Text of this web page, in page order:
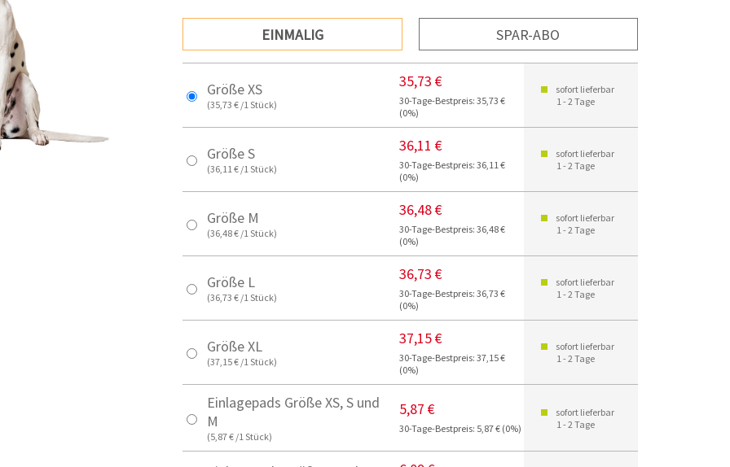
EINMALIG SPAR-ABO
Größe XS
(35,73 € /1 Stück)
35,73 €
30-Tage-Bestpreis: 35,73 €
(0%)
sofort lieferbar
1 - 2 Tage
Größe S
(36,11 € /1 Stück)
36,11 €
30-Tage-Bestpreis: 36,11 €
(0%)
sofort lieferbar
1 - 2 Tage
Größe M
(36,48 € /1 Stück)
36,48 €
30-Tage-Bestpreis: 36,48 €
(0%)
sofort lieferbar
1 - 2 Tage
Größe L
(36,73 € /1 Stück)
36,73 €
30-Tage-Bestpreis: 36,73 €
(0%)
sofort lieferbar
1 - 2 Tage
Größe XL
(37,15 € /1 Stück)
37,15 €
30-Tage-Bestpreis: 37,15 €
(0%)
sofort lieferbar
1 - 2 Tage
Einlagepads Größe XS, S und
M
(5,87 € /1 Stück)
5,87 €
30-Tage-Bestpreis: 5,87 € (0%)
sofort lieferbar
1 - 2 Tage